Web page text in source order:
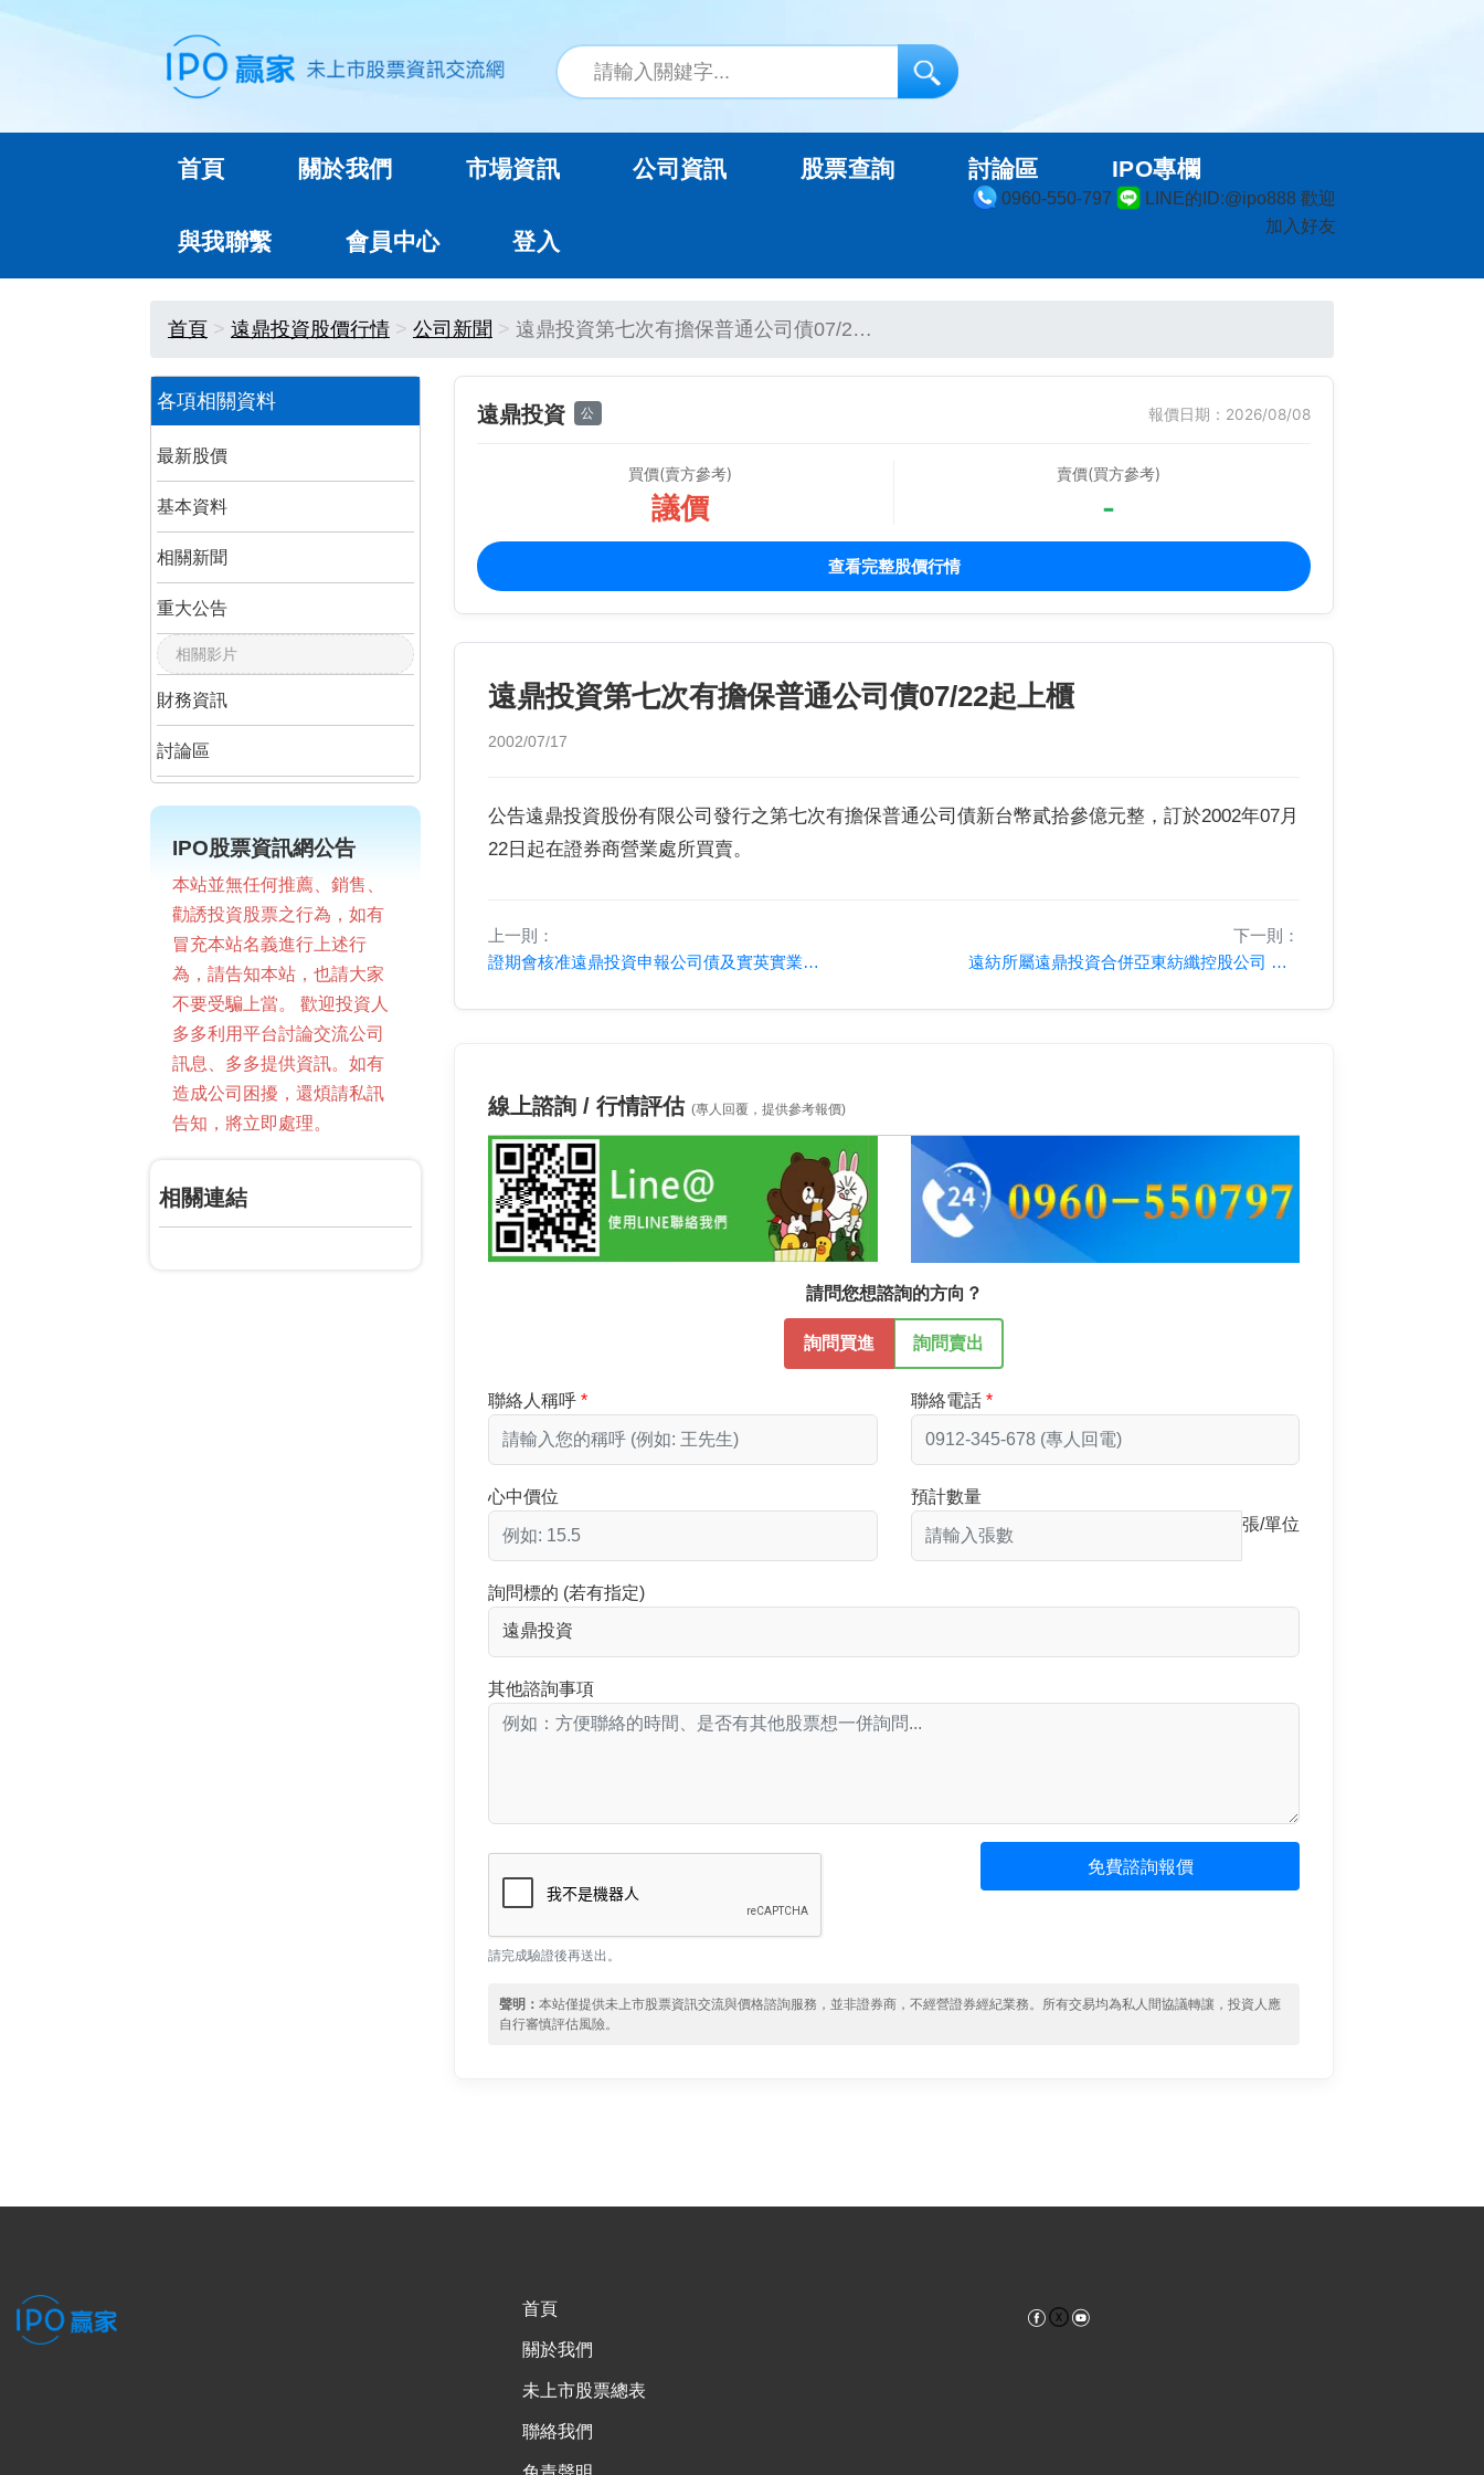
0960-550-797
LINE的ID:@ipo888 歡迎
加入好友
首頁 關於我們 市場資訊 公司資訊 股票查詢 討論區 IPO專欄
與我聯繫 會員中心 登入
首頁 遠鼎投資股價行情 公司新聞 遠鼎投資第七次有擔保普通公司債07/2…
各項相關資料
最新股價
基本資料
相關新聞
重大公告
相關影片
財務資訊
討論區
IPO股票資訊網公告
本站並無任何推薦、銷售、
勸誘投資股票之行為，如有
冒充本站名義進行上述行
為，請告知本站，也請大家
不要受騙上當。 歡迎投資人
多多利用平台討論交流公司
訊息、多多提供資訊。如有
造成公司困擾，還煩請私訊
告知，將立即處理。
相關連結
遠鼎投資 公 報價日期：2026/08/08
買價(賣方參考)
議價
賣價(買方參考)
-
查看完整股價行情
遠鼎投資第七次有擔保普通公司債07/22起上櫃
2002/07/17
公告遠鼎投資股份有限公司發行之第七次有擔保普通公司債新台幣貳拾參億元整，訂於2002年07月
22日起在證券商營業處所買賣。
上一則：
證期會核准遠鼎投資申報公司債及實英實業增資案將於18日重新起算
下一則：
遠紡所屬遠鼎投資合併亞東紡纖控股公司 金額1493萬美元
線上諮詢 / 行情評估(專人回覆，提供參考報價)
請問您想諮詢的方向？
詢問買進 詢問賣出
聯絡人稱呼 聯絡電話
心中價位
預計數量
張/單位
詢問標的 (若有指定)
其他諮詢事項
請完成驗證後再送出。
免費諮詢報價
聲明：本站僅提供未上市股票資訊交流與價格諮詢服務，並非證券商，不經營證券經紀業務。所有交易均為私人間協議轉讓，投資人應
自行審慎評估風險。
首頁
關於我們
未上市股票總表
聯絡我們
Facebook